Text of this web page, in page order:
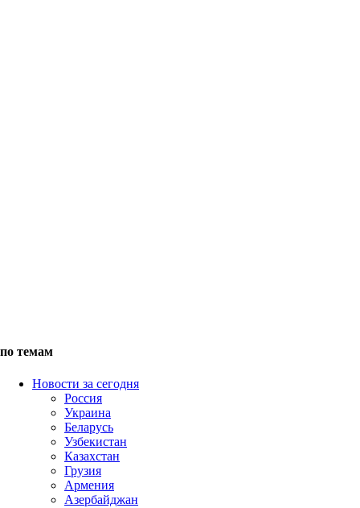
по темам
Новости за сегодня
Россия
Украина
Беларусь
Узбекистан
Казахстан
Грузия
Армения
Азербайджан